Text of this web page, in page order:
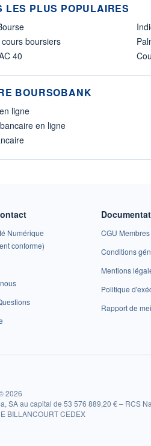
LES PLUS POPULAIRES
boursiers
40
BOURSOBANK
ligne
en ligne
Numérique
conforme)
CGU Membres
Conditions
Mentions
Politique
Rapport de
2026
SA au capital de 53 576 889,20 € – RCS
BILLANCOURT CEDEX